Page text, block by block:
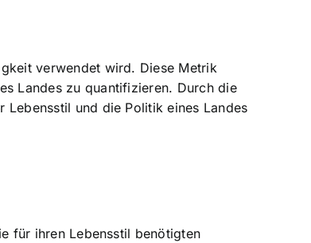
verwendet wird. Diese Metrik
Landes zu quantifizieren. Durch die
Lebensstil und die Politik eines Landes
für ihren Lebensstil benötigten